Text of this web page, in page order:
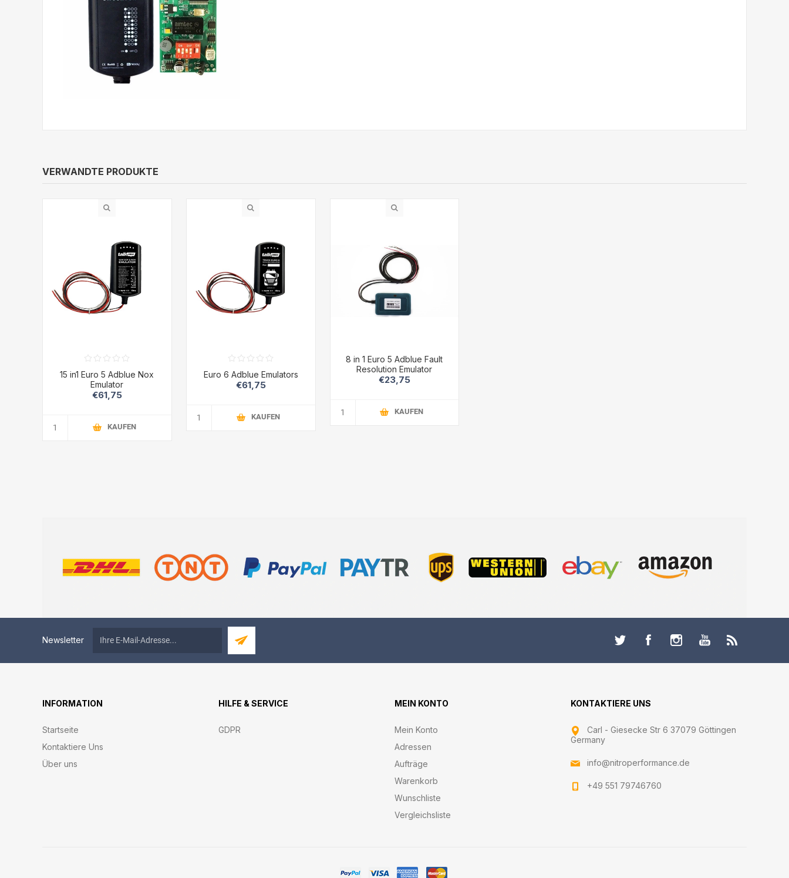
VERWANDTE PRODUKTE
15 in1 Euro 5 Adblue Nox
Emulator
€61,75
KAUFEN
Euro 6 Adblue Emulators
€61,75
KAUFEN
8 in 1 Euro 5 Adblue Fault
Resolution Emulator
€23,75
KAUFEN
Newsletter
INFORMATION
Startseite
Kontaktiere Uns
Über uns
HILFE & SERVICE
GDPR
MEIN KONTO
Mein Konto
Adressen
Aufträge
Warenkorb
Wunschliste
Vergleichsliste
KONTAKTIERE UNS
Carl - Giesecke Str 6 37079 Göttingen
Germany
info@nitroperformance.de
+49 551 79746760